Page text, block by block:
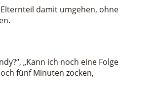
damit umgehen, ohne
„Kann ich noch eine Folge
fünf Minuten zocken,